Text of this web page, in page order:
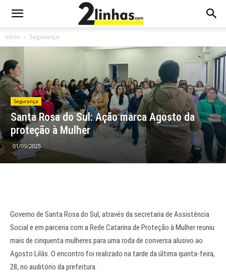
Início Segurança
Segurança
Santa Rosa do Sul: Ação marca Agosto da
proteção à Mulher
01/09/2025
Governo de Santa Rosa do Sul, através da secretaria de Assistência
Social e em parceria com a Rede Catarina de Proteção à Mulher reuniu
mais de cinquenta mulheres para uma roda de conversa alusivo ao
Agosto Lilás. O encontro foi realizado na tarde da última quinta-feira,
28, no auditório da prefeitura.